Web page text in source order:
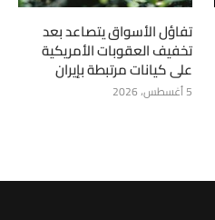
تفاؤل الأسواق يتصاعد بعد
تخفيف العقوبات الأمريكية
على كيانات مرتبطة بإيران
5 أغسطس، 2026